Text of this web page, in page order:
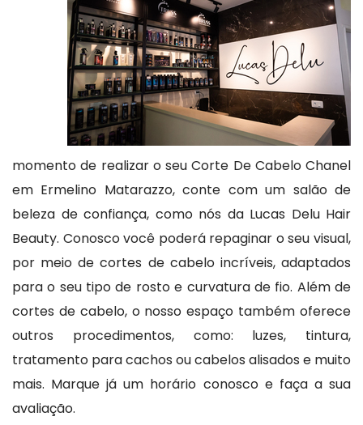
momento de realizar o seu Corte De Cabelo Chanel
em Ermelino Matarazzo, conte com um salão de
beleza de confiança, como nós da Lucas Delu Hair
Beauty. Conosco você poderá repaginar o seu visual,
por meio de cortes de cabelo incríveis, adaptados
para o seu tipo de rosto e curvatura de fio. Além de
cortes de cabelo, o nosso espaço também oferece
outros procedimentos, como: luzes, tintura,
tratamento para cachos ou cabelos alisados e muito
mais. Marque já um horário conosco e faça a sua
avaliação.